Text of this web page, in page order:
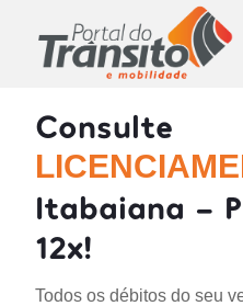
Consulte
Itabaiana -
12x!
Todos os débitos do seu